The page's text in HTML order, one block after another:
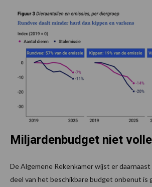
Miljardenbudget niet
De Algemene Rekenkamer wijst er
deel van het beschikbare budget onbenut is